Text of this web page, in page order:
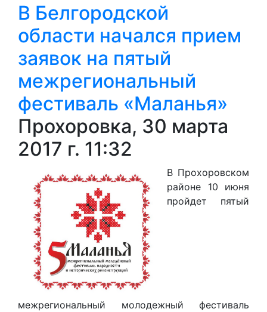
В Белгородской
области начался прием
заявок на пятый
межрегиональный
фестиваль «Маланья»
Прохоровка, 30 марта
2017 г. 11:32
В Прохоровском
районе 10 июня
пройдет пятый
межрегиональный молодежный фестиваль